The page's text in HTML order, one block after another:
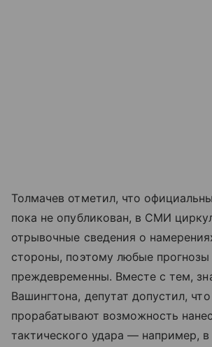
Толмачев отметил, что
пока не опубликован, в СМИ
отрывочные сведения о
стороны, поэтому любые прогнозы
преждевременны. Вместе с тем,
Вашингтона, депутат допустил,
прорабатывают возможность
тактического удара — например,